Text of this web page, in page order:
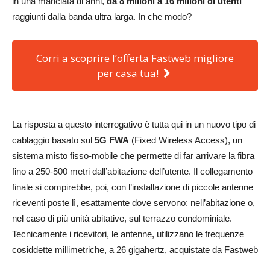
raggiunti dalla banda ultra larga. In che modo?
Corri a scoprire l’offerta Fastweb migliore
per casa tua!
La risposta a questo interrogativo è tutta qui in un nuovo tipo di
cablaggio basato sul 5G FWA (Fixed Wireless Access), un
sistema misto fisso-mobile che permette di far arrivare la fibra
fino a 250-500 metri dall’abitazione dell’utente. Il collegamento
finale si compirebbe, poi, con l’installazione di piccole antenne
riceventi poste lì, esattamente dove servono: nell’abitazione o,
nel caso di più unità abitative, sul terrazzo condominiale.
Tecnicamente i ricevitori, le antenne, utilizzano le frequenze
cosiddette millimetriche, a 26 gigahertz, acquistate da Fastweb